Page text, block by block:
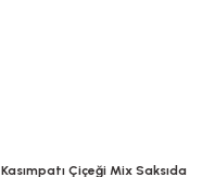
Kasımpatı Çiçeği Mix Saksıda